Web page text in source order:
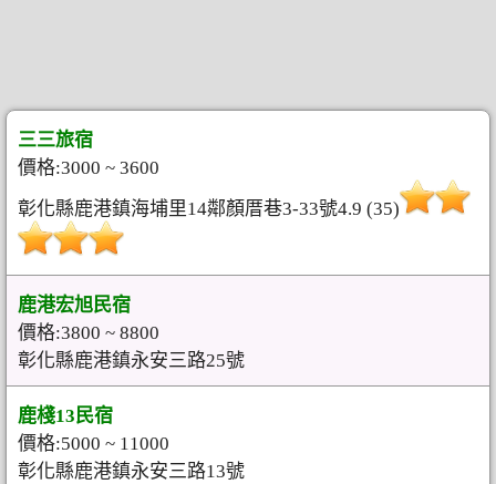
三三旅宿
價格:3000 ~ 3600
彰化縣鹿港鎮海埔里14鄰顏厝巷3-33號4.9 (35)
鹿港宏旭民宿
價格:3800 ~ 8800
彰化縣鹿港鎮永安三路25號
鹿棧13民宿
價格:5000 ~ 11000
彰化縣鹿港鎮永安三路13號